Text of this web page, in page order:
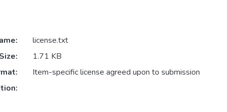
license.txt
Size:
1.71 KB
Item-specific license agreed upon to submission